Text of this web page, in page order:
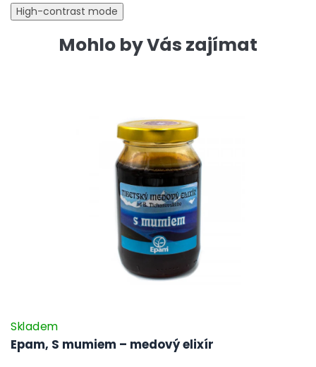
High-contrast mode
Mohlo by Vás zajímat
Epam, S mumiem – medový elixír
Skladem